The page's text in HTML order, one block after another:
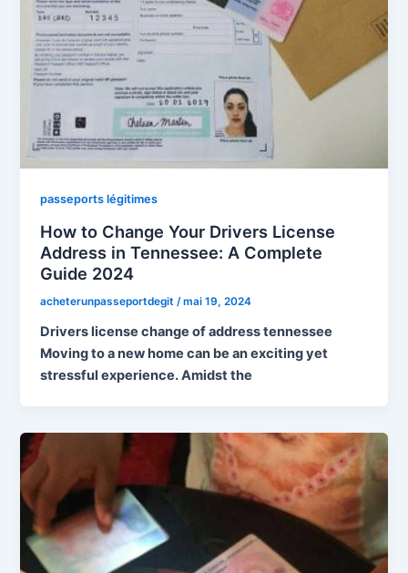
passeports légitimes
How to Change Your Drivers License
Address in Tennessee: A Complete
Guide 2024
acheterunpasseportdegit/mai 19, 2024
Drivers license change of address tennessee
Moving to a new home can be an exciting yet
stressful experience. Amidst the